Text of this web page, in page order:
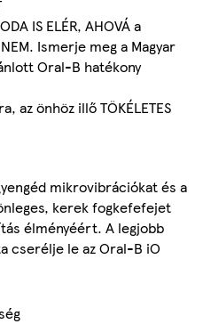
IS ELÉR, AHOVÁ a
Ismerje meg a Magyar
Oral-B hatékony
az önhöz illő TÖKÉLETES
mikrovibrációkat és a
kerek fogkefefejet
élményéért. A legjobb
cserélje le az Oral-B iO